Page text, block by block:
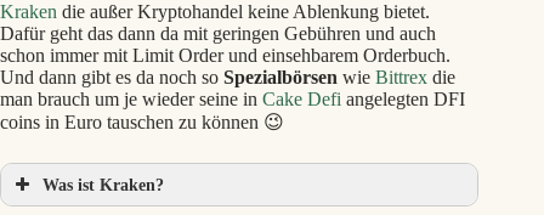
Kraken die außer Kryptohandel keine Ablenkung bietet.
Dafür geht das dann da mit geringen Gebühren und auch
schon immer mit Limit Order und einsehbarem Orderbuch.
Und dann gibt es da noch so Spezialbörsen wie Bittrex die
man brauch um je wieder seine in Cake Defi angelegten DFI
coins in Euro tauschen zu können 😉
Was ist Kraken?